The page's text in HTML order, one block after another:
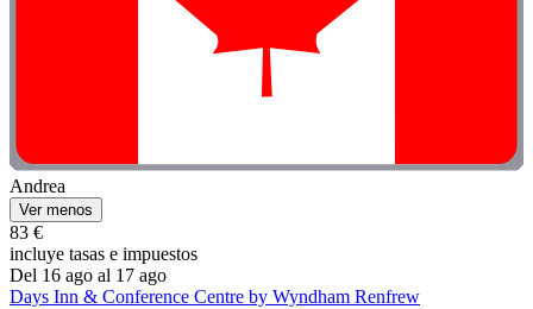
Andrea
Ver menos
83 €
incluye tasas e impuestos
Del 16 ago al 17 ago
Days Inn & Conference Centre by Wyndham Renfrew